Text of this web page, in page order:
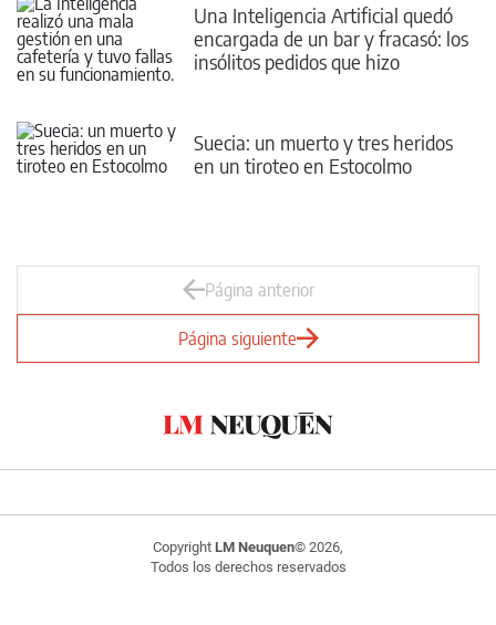
Una Inteligencia Artificial quedó
encargada de un bar y fracasó: los
insólitos pedidos que hizo
Suecia: un muerto y tres heridos
en un tiroteo en Estocolmo
Página anterior
Página siguiente
Copyright LM Neuquen© 2026,
Todos los derechos reservados